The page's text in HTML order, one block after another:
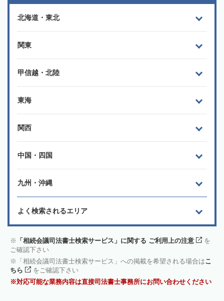
北海道・東北
関東
甲信越・北陸
東海
関西
中国・四国
九州・沖縄
よく検索されるエリア
「相続会議司法書士検索サービス」に関する ご利用上の注意
を
ご確認下さい
「相続会議司法書士検索サービス」への掲載を希望される場合はこ
ちら
をご確認下さい
対応可能な業務内容は直接司法書士事務所にお問い合わせください